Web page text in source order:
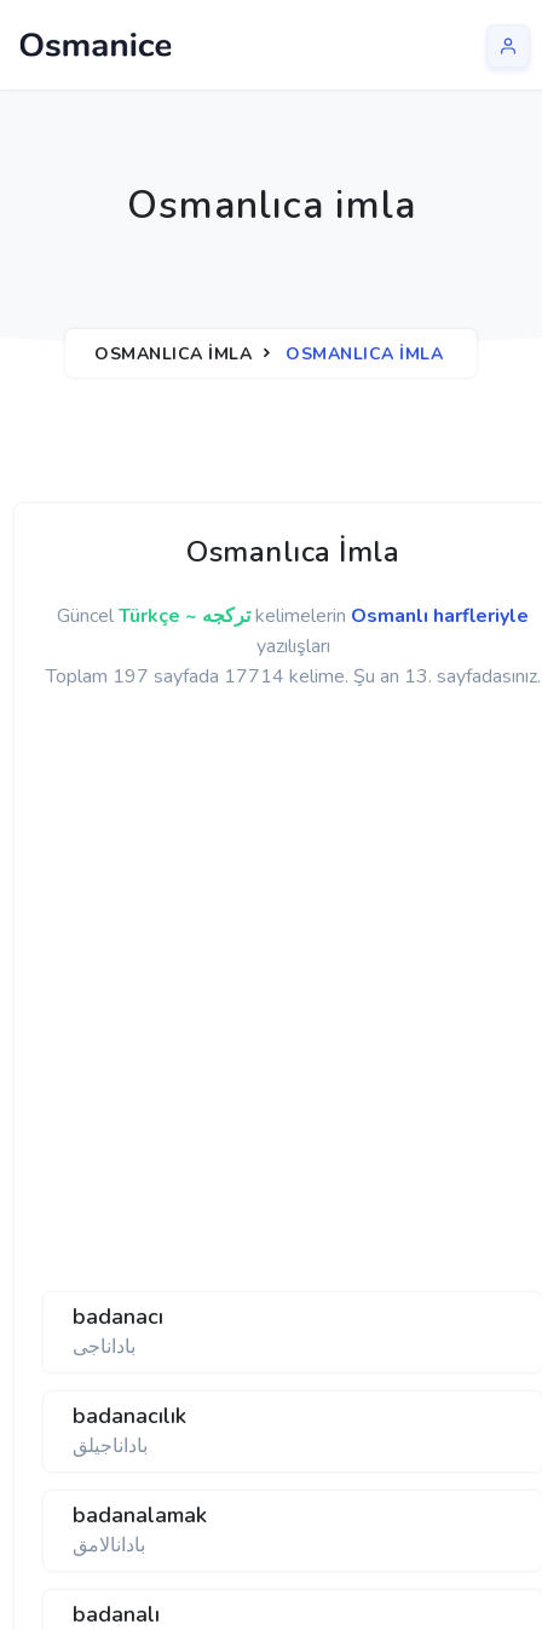
Osmanlıca imla
OSMANLICA İMLA OSMANLICA IMLA
Osmanlıca İmla
Güncel Türkçe ~ تركجهkelimelerin Osmanlı harfleriyle
yazılışları
Toplam 197 sayfada 17714 kelime. Şu an 13. sayfadasınız.
badanacı
باداناجی
badanacılık
باداناجیلق
badanalamak
بادانالامق
badanalı